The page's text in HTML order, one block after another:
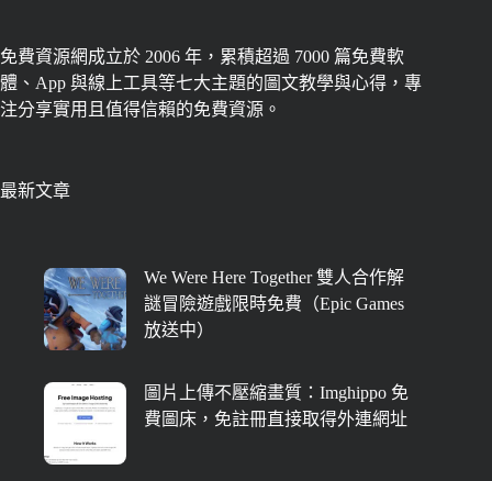
免費資源網成立於 2006 年，累積超過 7000 篇免費軟
體、App 與線上工具等七大主題的圖文教學與心得，專
注分享實用且值得信賴的免費資源。
最新文章
We Were Here Together 雙人合作解
謎冒險遊戲限時免費（Epic Games
放送中）
圖片上傳不壓縮畫質：Imghippo 免
費圖床，免註冊直接取得外連網址